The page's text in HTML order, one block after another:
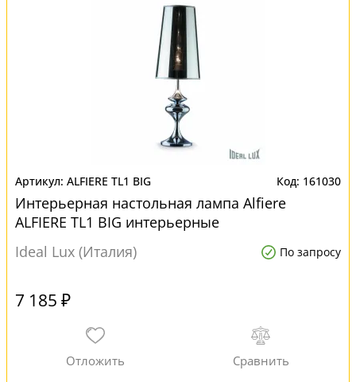
ALFIERE TL1 BIG 161030
Интерьерная настольная лампа Alfiere
ALFIERE TL1 BIG интерьерные
Ideal Lux (Италия)
По запросу
7 185 ₽